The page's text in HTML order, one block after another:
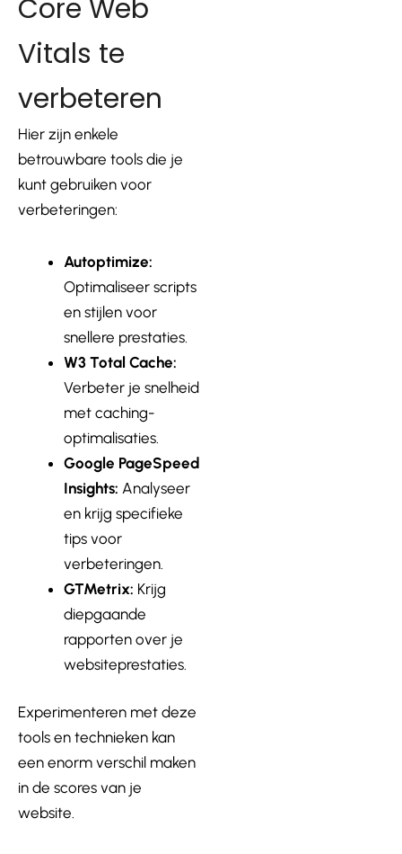
Core Web
Vitals te
verbeteren
Hier zijn enkele
betrouwbare tools die je
kunt gebruiken voor
verbeteringen:
Autoptimize:
Optimaliseer scripts
en stijlen voor
snellere prestaties.
W3 Total Cache:
Verbeter je snelheid
met caching-
optimalisaties.
Google PageSpeed
Insights: Analyseer
en krijg specifieke
tips voor
verbeteringen.
GTMetrix: Krijg
diepgaande
rapporten over je
websiteprestaties.
Experimenteren met deze
tools en technieken kan
een enorm verschil maken
in de scores van je
website.